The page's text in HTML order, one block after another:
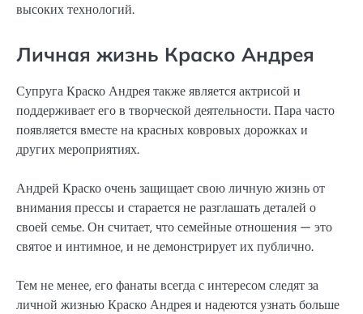
высоких технологий.
Личная жизнь Краско Андрея
Супруга Краско Андрея также является актрисой и
поддерживает его в творческой деятельности. Пара часто
появляется вместе на красных ковровых дорожках и
других мероприятиях.
Андрей Краско очень защищает свою личную жизнь от
внимания прессы и старается не разглашать деталей о
своей семье. Он считает, что семейные отношения — это
святое и интимное, и не демонстрирует их публично.
Тем не менее, его фанаты всегда с интересом следят за
личной жизнью Краско Андрея и надеются узнать больше